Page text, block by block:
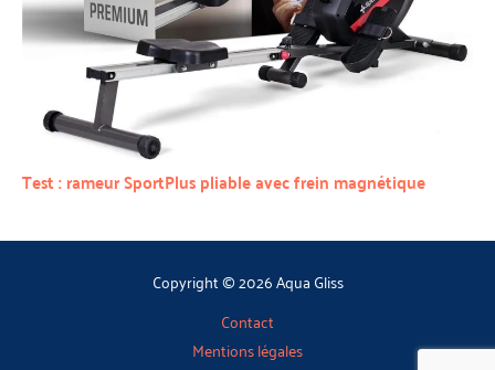
Test : rameur SportPlus pliable avec frein magnétique
Copyright © 2026 Aqua Gliss
Contact
Mentions légales